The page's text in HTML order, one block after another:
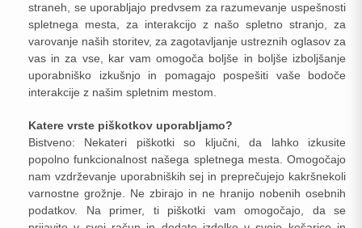
straneh, se uporabljajo predvsem za razumevanje uspešnosti
spletnega mesta, za interakcijo z našo spletno stranjo, za
varovanje naših storitev, za zagotavljanje ustreznih oglasov za
vas in za vse, kar vam omogoča boljše in boljše izboljšanje
uporabniško izkušnjo in pomagajo pospešiti vaše bodoče
interakcije z našim spletnim mestom.
Katere vrste piškotkov uporabljamo?
Bistveno: Nekateri piškotki so ključni, da lahko izkusite
popolno funkcionalnost našega spletnega mesta. Omogočajo
nam vzdrževanje uporabniških sej in preprečujejo kakršnekoli
varnostne grožnje. Ne zbirajo in ne hranijo nobenih osebnih
podatkov. Na primer, ti piškotki vam omogočajo, da se